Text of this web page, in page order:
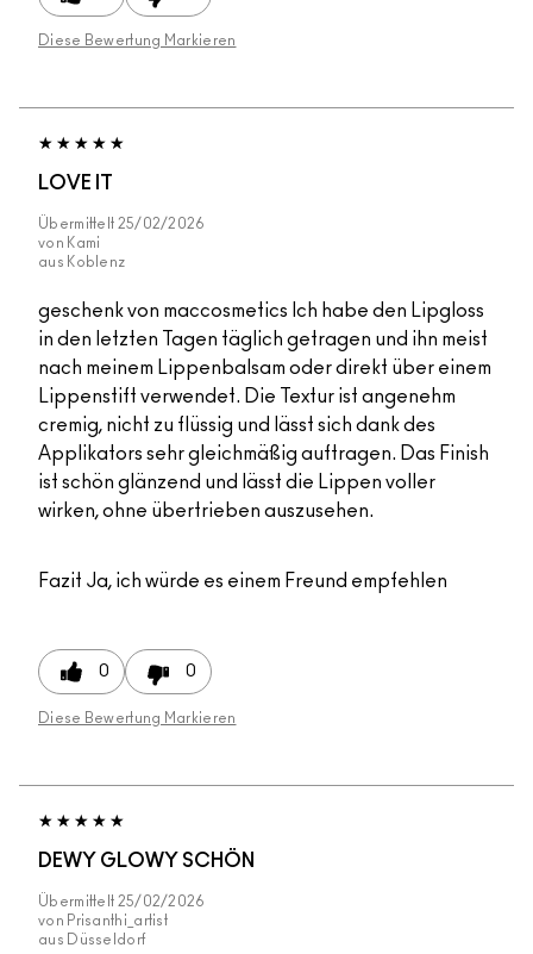
Diese Bewertung Markieren
LOVE IT
Übermittelt 25/02/2026
von Kami
aus Koblenz
geschenk von maccosmetics Ich habe den Lipgloss
in den letzten Tagen täglich getragen und ihn meist
nach meinem Lippenbalsam oder direkt über einem
Lippenstift verwendet. Die Textur ist angenehm
cremig, nicht zu flüssig und lässt sich dank des
Applikators sehr gleichmäßig auftragen. Das Finish
ist schön glänzend und lässt die Lippen voller
wirken, ohne übertrieben auszusehen.
Fazit Ja, ich würde es einem Freund empfehlen
0 0
Diese Bewertung Markieren
DEWY GLOWY SCHÖN
Übermittelt 25/02/2026
von Prisanthi_artist
aus
Düsseldorf